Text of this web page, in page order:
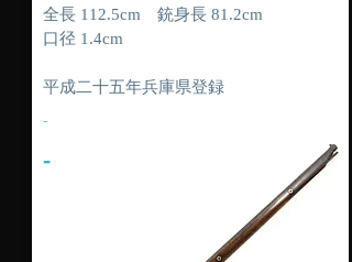
全長 112.5cm 銃身長 81.2cm
口径 1.4cm
平成二十五年兵庫県登録
-
-